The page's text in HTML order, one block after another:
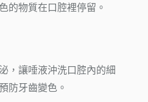
的物質在口腔裡停留。
，讓唾液沖洗口腔內的細
防牙齒變色。